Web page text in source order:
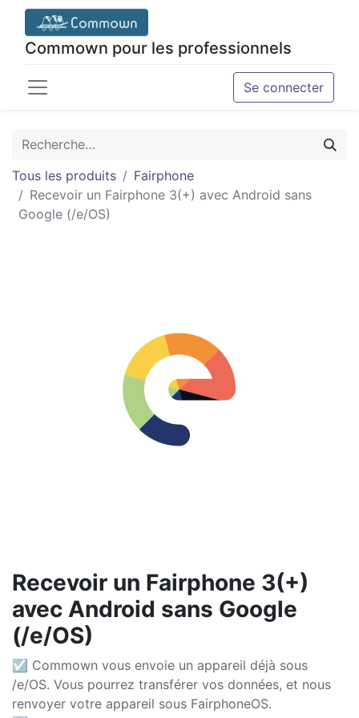
Commown pour les professionnels
Se connecter
Tous les produits
Fairphone
Recevoir un Fairphone 3(+) avec Android sans
Google (/e/OS)
Recevoir un Fairphone 3(+)
avec Android sans Google
(/e/OS)
☑ Commown vous envoie un appareil déjà sous
/e/OS. Vous pourrez transférer vos données, et nous
renvoyer votre appareil sous FairphoneOS.